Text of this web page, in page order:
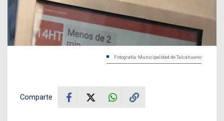
Fotografía: Municipalidad de Talcahuano
Comparte